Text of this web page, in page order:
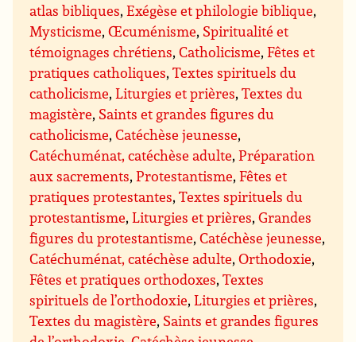
atlas bibliques,Exégèse et philologie biblique,
Mysticisme,Œcuménisme, Spiritualité et
témoignages chrétiens,Catholicisme,Fêtes et
pratiques catholiques,Textes spirituels du
catholicisme,Liturgies et prières,Textes du
magistère, Saints et grandes figures du
catholicisme,Catéchèse jeunesse,
Catéchuménat, catéchèse adulte,Préparation
aux sacrements,Protestantisme,Fêtes et
pratiques protestantes,Textes spirituels du
protestantisme,Liturgies et prières,Grandes
figures du protestantisme,Catéchèse jeunesse,
Catéchuménat, catéchèse adulte,Orthodoxie,
Fêtes et pratiques orthodoxes,Textes
spirituels de l’orthodoxie,Liturgies et prières,
Textes du magistère, Saints et grandes figures